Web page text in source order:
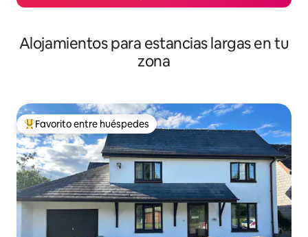
Alojamientos para estancias largas en tu
zona
De los mejores en Favorito entre huéspedes
Favorito entre huéspedes